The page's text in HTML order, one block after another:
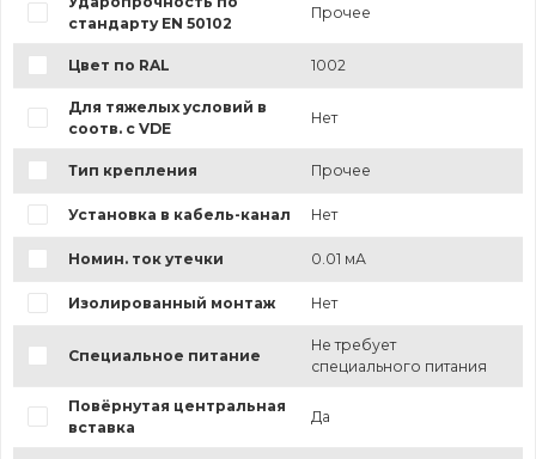
стандарту EN 50102
Прочее
Цвет по RAL 1002
Для тяжелых условий в
соотв. с VDE
Нет
Тип крепления Прочее
Установка в кабель-канал Нет
Номин. ток утечки 0.01 мА
Изолированный монтаж Нет
Специальное питание
Не требует
специального питания
Повёрнутая центральная
вставка
Да